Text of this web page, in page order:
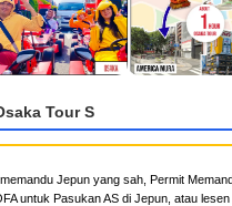
Tour S
Jepun yang sah, Permit
untuk Pasukan AS di Jepun, atau